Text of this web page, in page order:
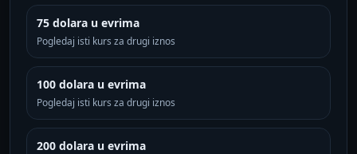
75 dolara u evrima
Pogledaj isti kurs za drugi iznos
100 dolara u evrima
Pogledaj isti kurs za drugi iznos
200 dolara u evrima